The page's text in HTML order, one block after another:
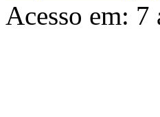
Acesso em: 7